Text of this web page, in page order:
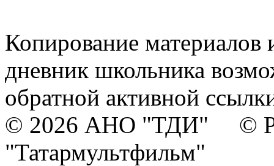
Копирование материалов
дневник школьника
обратной активной
© 2026 АНО "ТДИ" ©
"Татармультфильм"